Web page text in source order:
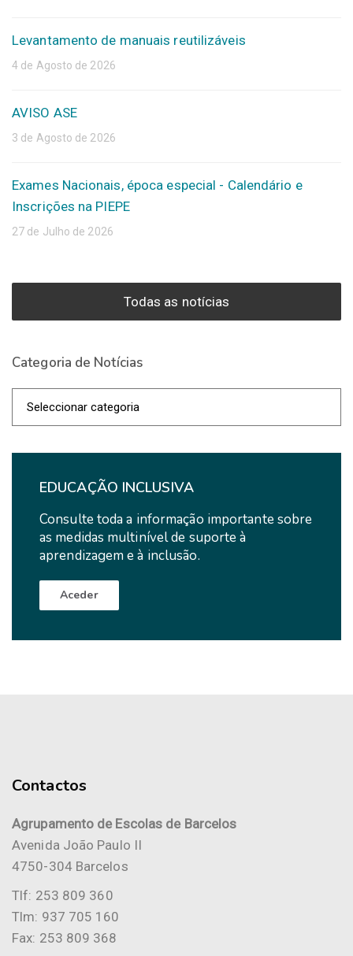
Levantamento de manuais reutilizáveis
4 de Agosto de 2026
AVISO ASE
3 de Agosto de 2026
Exames Nacionais, época especial - Calendário e
Inscrições na PIEPE
27 de Julho de 2026
Todas as notícias
Categoria de Notícias
EDUCAÇÃO INCLUSIVA
Consulte toda a informação importante sobre
as medidas multinível de suporte à
aprendizagem e à inclusão.
Aceder
Contactos
Agrupamento de Escolas de Barcelos
Avenida João Paulo II
4750-304 Barcelos
Tlf: 253 809 360
Tlm: 937 705 160
Fax: 253 809 368